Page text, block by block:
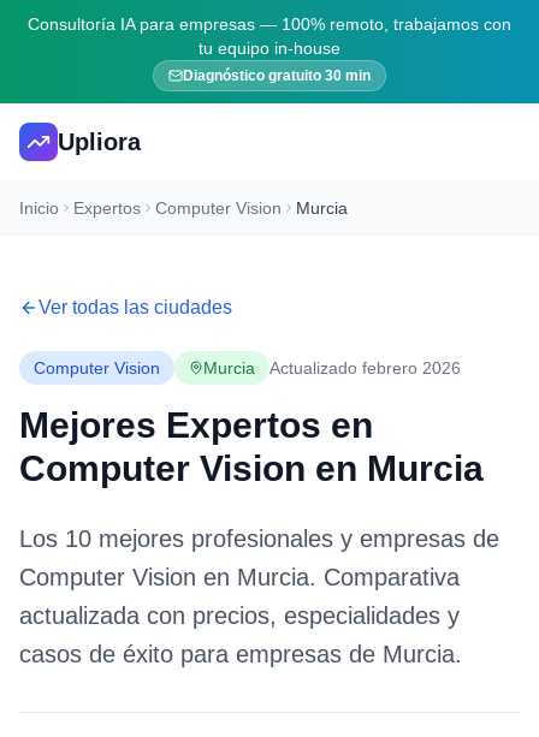
Consultoría IA para empresas — 100% remoto, trabajamos con
tu equipo in-house
Diagnóstico gratuito 30 min
Upliora
Inicio Expertos Computer Vision Murcia
Ver todas las ciudades
Computer Vision Murcia Actualizado febrero 2026
Mejores Expertos en
Computer Vision en Murcia
Los 10 mejores profesionales y empresas de
Computer Vision en Murcia. Comparativa
actualizada con precios, especialidades y
casos de éxito para empresas de Murcia.